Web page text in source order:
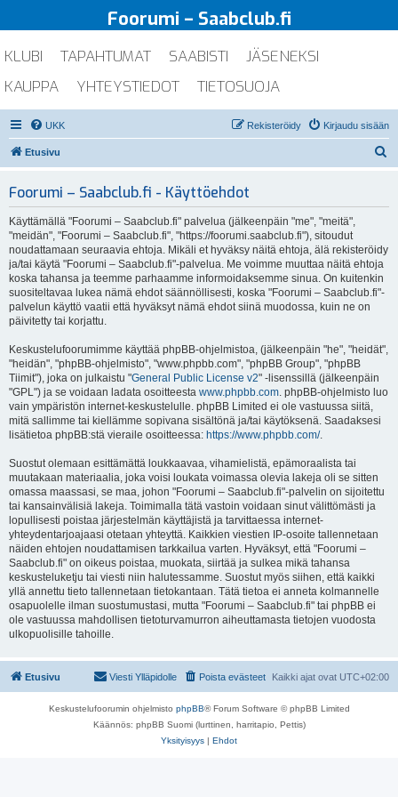
Foorumi – Saabclub.fi
KLUBI TAPAHTUMAT SAABISTI
JÄSENEKSI
KAUPPA
YHTEYSTIEDOT TIETOSUOJA
UKK Kirjaudu sisään
Rekisteröidy
Etusivu
Foorumi – Saabclub.fi - Käyttöehdot
Käyttämällä "Foorumi – Saabclub.fi" palvelua (jälkeenpäin "me", "meitä",
"meidän", "Foorumi – Saabclub.fi", "https://foorumi.saabclub.fi"), sitoudut
noudattamaan seuraavia ehtoja. Mikäli et hyväksy näitä ehtoja, älä rekisteröidy
ja/tai käytä "Foorumi – Saabclub.fi"-palvelua. Me voimme muuttaa näitä ehtoja
koska tahansa ja teemme parhaamme informoidaksemme sinua. On kuitenkin
suositeltavaa lukea nämä ehdot säännöllisesti, koska "Foorumi – Saabclub.fi"-
palvelun käyttö vaatii että hyväksyt nämä ehdot siinä muodossa, kuin ne on
päivitetty tai korjattu.
Keskustelufoorumimme käyttää phpBB-ohjelmistoa, (jälkeenpäin "he", "heidät",
"heidän", "phpBB-ohjelmisto", "www.phpbb.com", "phpBB Group", "phpBB
Tiimit"), joka on julkaistu "General Public License v2" -lisenssillä (jälkeenpäin
"GPL") ja se voidaan ladata osoitteesta www.phpbb.com. phpBB-ohjelmisto luo
vain ympäristön internet-keskustelulle. phpBB Limited ei ole vastuussa siitä,
mitä sallimme tai kiellämme sopivana sisältönä ja/tai käytöksenä. Saadaksesi
lisätietoa phpBB:stä vieraile osoitteessa: https://www.phpbb.com/.
Suostut olemaan esittämättä loukkaavaa, vihamielistä, epämoraalista tai
muutakaan materiaalia, joka voisi loukata voimassa olevia lakeja oli se sitten
omassa maassasi, se maa, johon "Foorumi – Saabclub.fi"-palvelin on sijoitettu
tai kansainvälisiä lakeja. Toimimalla tätä vastoin voidaan sinut välittömästi ja
lopullisesti poistaa järjestelmän käyttäjistä ja tarvittaessa internet-
yhteydentarjoajaasi otetaan yhteyttä. Kaikkien viestien IP-osoite tallennetaan
näiden ehtojen noudattamisen tarkkailua varten. Hyväksyt, että "Foorumi –
Saabclub.fi" on oikeus poistaa, muokata, siirtää ja sulkea mikä tahansa
keskusteluketju tai viesti niin halutessamme. Suostut myös siihen, että kaikki
yllä annettu tieto tallennetaan tietokantaan. Tätä tietoa ei anneta kolmannelle
osapuolelle ilman suostumustasi, mutta "Foorumi – Saabclub.fi" tai phpBB ei
ole vastuussa mahdollisen tietoturvamurron aiheuttamasta tietojen vuodosta
ulkopuolisille tahoille.
Etusivu Kaikki ajat ovat UTC+02:00
Poista evästeet
Viesti Ylläpidolle
Keskustelufoorumin ohjelmisto phpBB® Forum Software © phpBB Limited
Käännös: phpBB Suomi (lurttinen, harritapio, Pettis)
Yksityisyys | Ehdot